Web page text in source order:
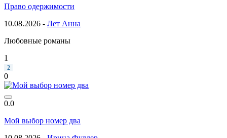
Право одержимости
10.08.2026 - Лет Анна
Любовные романы
1
2
0
0.0
Мой выбор номер два